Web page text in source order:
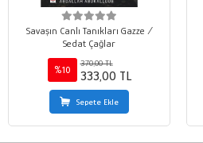
Savaşın Canlı Tanıkları Gazze /
Sedat Çağlar
%10
370,00 TL
333,00 TL
Sepete Ekle